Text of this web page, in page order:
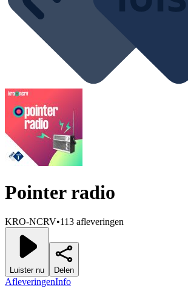
Pointer radio
KRO-NCRV•113 afleveringen
Luister nu Delen
AfleveringenInfo